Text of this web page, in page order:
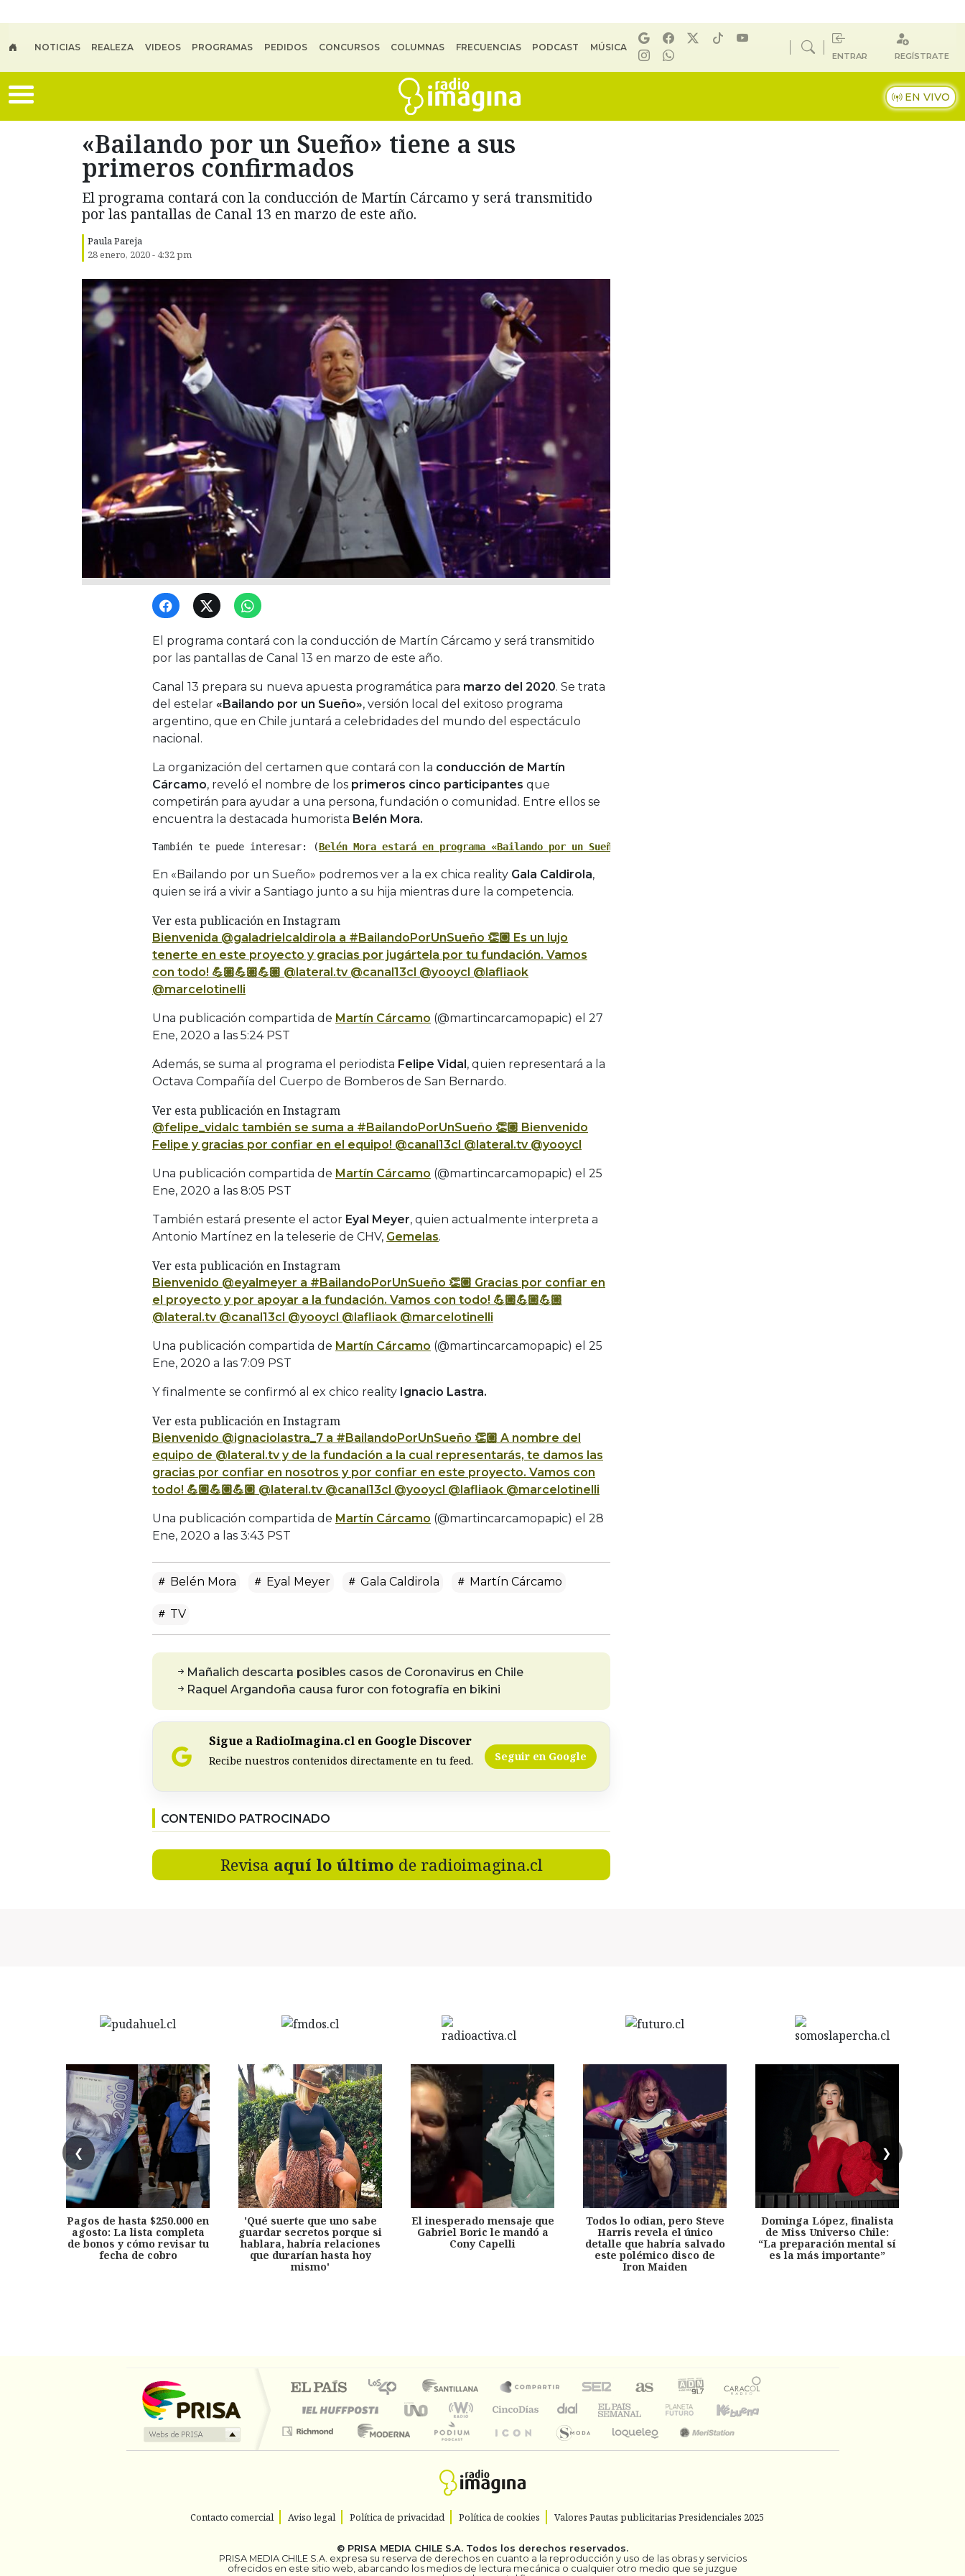
NOTICIAS REALEZA VIDEOS PROGRAMAS PEDIDOS CONCURSOS COLUMNAS FRECUENCIAS PODCAST MÚSICA
ENTRAR REGÍSTRATE
EN VIVO
«Bailando por un Sueño» tiene a sus
primeros confirmados
El programa contará con la conducción de Martín Cárcamo y será transmitido
por las pantallas de Canal 13 en marzo de este año.
Paula Pareja
28 enero, 2020 - 4:32 pm
El programa contará con la conducción de Martín Cárcamo y será transmitido
por las pantallas de Canal 13 en marzo de este año.
Canal 13 prepara su nueva apuesta programática para marzo del 2020. Se trata
del estelar «Bailando por un Sueño», versión local del exitoso programa
argentino, que en Chile juntará a celebridades del mundo del espectáculo
nacional.
La organización del certamen que contará con la conducción de Martín
Cárcamo, reveló el nombre de los primeros cinco participantes que
competirán para ayudar a una persona, fundación o comunidad. Entre ellos se
encuentra la destacada humorista Belén Mora.
También te puede interesar: (Belén Mora estará en programa «Bailando por un Sueño»
En «Bailando por un Sueño» podremos ver a la ex chica reality Gala Caldirola,
quien se irá a vivir a Santiago junto a su hija mientras dure la competencia.
Ver esta publicación en Instagram
Bienvenida @galadrielcaldirola a #BailandoPorUnSueño 👏🏼 Es un lujo
tenerte en este proyecto y gracias por jugártela por tu fundación. Vamos
con todo! 💪🏼💪🏼💪🏼 @lateral.tv @canal13cl @yooycl @lafliaok
@marcelotinelli
Una publicación compartida de Martín Cárcamo (@martincarcamopapic) el 27
Ene, 2020 a las 5:24 PST
Además, se suma al programa el periodista Felipe Vidal , quien representará a la
Octava Compañía del Cuerpo de Bomberos de San Bernardo.
Ver esta publicación en Instagram
@felipe_vidalc también se suma a #BailandoPorUnSueño 👏🏼 Bienvenido
Felipe y gracias por confiar en el equipo! @canal13cl @lateral.tv @yooycl
Una publicación compartida de Martín Cárcamo (@martincarcamopapic) el 25
Ene, 2020 a las 8:05 PST
También estará presente el actor Eyal Meyer, quien actualmente interpreta a
Antonio Martínez en la teleserie de CHV, Gemelas.
Ver esta publicación en Instagram
Bienvenido @eyalmeyer a #BailandoPorUnSueño 👏🏼 Gracias por confiar en
el proyecto y por apoyar a la fundación. Vamos con todo! 💪🏼💪🏼💪🏼
@lateral.tv @canal13cl @yooycl @lafliaok @marcelotinelli
Una publicación compartida de Martín Cárcamo (@martincarcamopapic) el 25
Ene, 2020 a las 7:09 PST
Y finalmente se confirmó al ex chico reality Ignacio Lastra.
Ver esta publicación en Instagram
Bienvenido @ignaciolastra_7 a #BailandoPorUnSueño 👏🏼 A nombre del
equipo de @lateral.tv y de la fundación a la cual representarás, te damos las
gracias por confiar en nosotros y por confiar en este proyecto. Vamos con
todo! 💪🏼💪🏼💪🏼 @lateral.tv @canal13cl @yooycl @lafliaok @marcelotinelli
Una publicación compartida de Martín Cárcamo (@martincarcamopapic) el 28
Ene, 2020 a las 3:43 PST
Belén Mora Eyal Meyer Gala Caldirola Martín Cárcamo
TV
Mañalich descarta posibles casos de Coronavirus en Chile
Raquel Argandoña causa furor con fotografía en bikini
Sigue a RadioImagina.cl en Google Discover
Recibe nuestros contenidos directamente en tu feed. Seguir en Google
CONTENIDO PATROCINADO
Revisa aquí lo último de radioimagina.cl
❮ ❯
Pagos de hasta $250.000 en
agosto: La lista completa
de bonos y cómo revisar tu
fecha de cobro
'Qué suerte que uno sabe
guardar secretos porque si
hablara, habría relaciones
que durarían hasta hoy
mismo'
El inesperado mensaje que
Gabriel Boric le mandó a
Cony Capelli
Todos lo odian, pero Steve
Harris revela el único
detalle que habría salvado
este polémico disco de
Iron Maiden
Dominga López, finalista
de Miss Universo Chile:
“La preparación mental sí
es la más importante”
Contacto comercial Aviso legal Política de privacidad Política de cookies Valores Pautas publicitarias Presidenciales 2025
© PRISA MEDIA CHILE S.A. Todos los derechos reservados.
PRISA MEDIA CHILE S.A. expresa su reserva de derechos en cuanto a la reproducción y uso de las obras y servicios
ofrecidos en este sitio web, abarcando los medios de lectura mecánica o cualquier otro medio que se juzgue